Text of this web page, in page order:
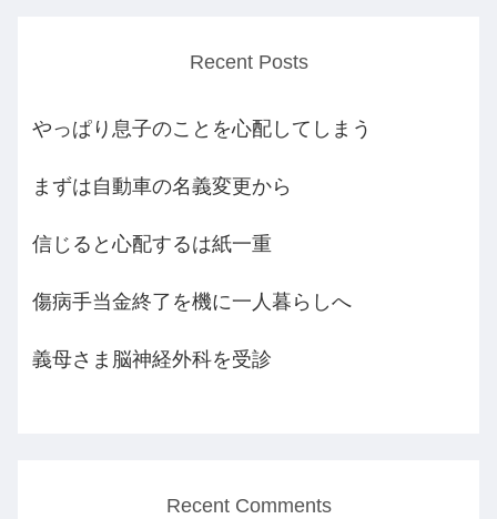
Recent Posts
やっぱり息子のことを心配してしまう
まずは自動車の名義変更から
信じると心配するは紙一重
傷病手当金終了を機に一人暮らしへ
義母さま脳神経外科を受診
Recent Comments